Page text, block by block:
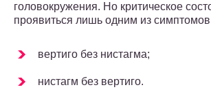
головокружения. Но критическое
проявиться лишь одним из
вертиго без нистагма;
нистагм без вертиго.